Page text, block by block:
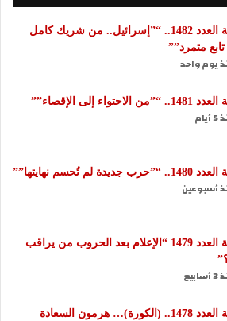
كلمة العدد 1482.. “”إسرائيل.. من شريك كامل
تابع متمرد””
يوم واحد
الاحتواء إلى الإقصاء””
جديدة لم تُحسم نهايتها””
أسبوعين
كلمة العدد 1479 “الإعلام بعد الحروب من يراقب
(الكورة)… هرمون السعادة